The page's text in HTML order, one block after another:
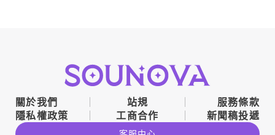
關於我們 站規
服務條款
隱私權政策
工商合作 新聞稿投遞